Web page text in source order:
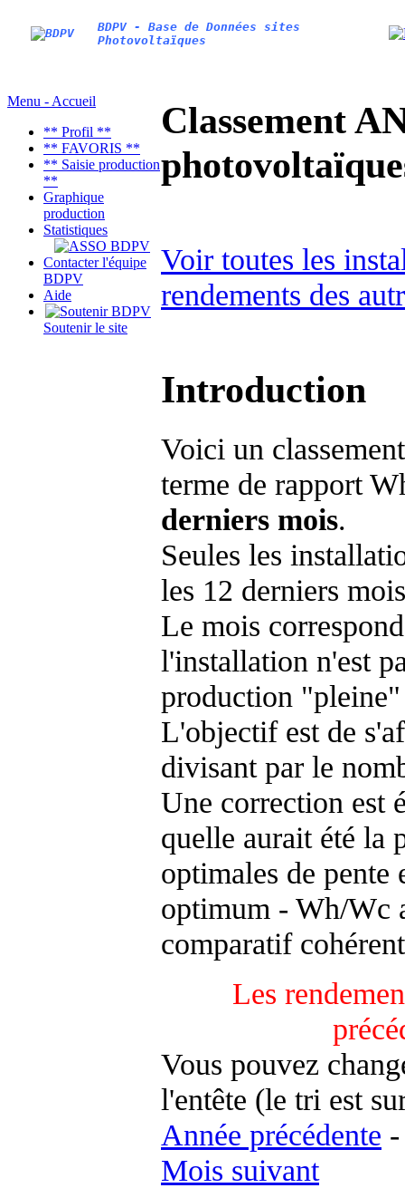
BDPV - Base de Données sites
Photovoltaïques
Menu - Accueil
** Profil **
** FAVORIS **
** Saisie production
**
Graphique
production
Statistiques
Contacter l'équipe
BDPV
Aide
Soutenir le site
Classement
Voir toutes les
rendements des
Introduction
Voici un
terme de rapport
derniers mois.
Seules les
les 12 derniers
Le mois
l'installation n'est
production "pleine"
L'objectif est de
divisant par le
Une correction est
quelle aurait été la
optimales de
optimum - Wh/Wc
comparatif
Les
Vous pouvez
l'entête (le tri est
Année précédente -
Mois suivant